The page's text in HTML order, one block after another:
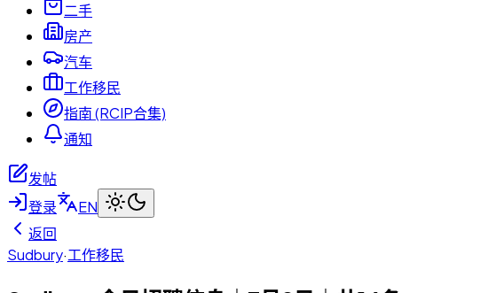
二手
房产
汽车
工作移民
指南 (RCIP合集)
通知
发帖
登录
EN
返回
Sudbury·工作移民